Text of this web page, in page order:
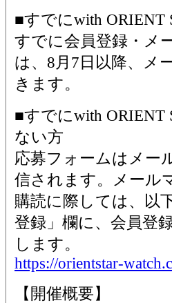
■すでにwith ORIENT
すでに会員登録・メ
は、8月7日以降、メ
きます。
■すでにwith
ない方
応募フォームはメー
信されます。メール
購読に際しては、以
登録」欄に、会員登
します。
https://orientstar-
【開催概要】